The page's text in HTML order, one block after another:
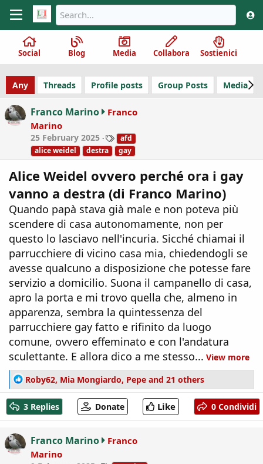
Social Blog Media Collabora Sostienici
Any Threads Profile posts Group Posts Media
Franco Marino
Franco
Marino
25 February 2025
T
a
g
afd
alice weidel
destra gay
Alice Weidel ovvero perché ora i gay
vanno a destra (di Franco Marino)
Quando papà stava già male e non poteva più
scendere di casa autonomamente, non per
questo lo lasciavo nell'incuria. Sicché chiamai il
parrucchiere di vicino casa mia, chiedendogli se
avesse qualcuno a disposizione che potesse fare
servizio a domicilio. Suona il campanello di casa,
apro la porta e mi trovo quella che, almeno in
apparenza, sembra la quintessenza del
parrucchiere gay fatto e rifinito da luogo
comune, ovvero effeminato e con l'andatura
sculettante. E allora dico a me stesso... View more
R
e
a
c
t
o
Roby62, Mia Mongiardo, Pepe and 21 others
3 Replies Donate Like 0 Condividi
Franco Marino
Franco
Marino